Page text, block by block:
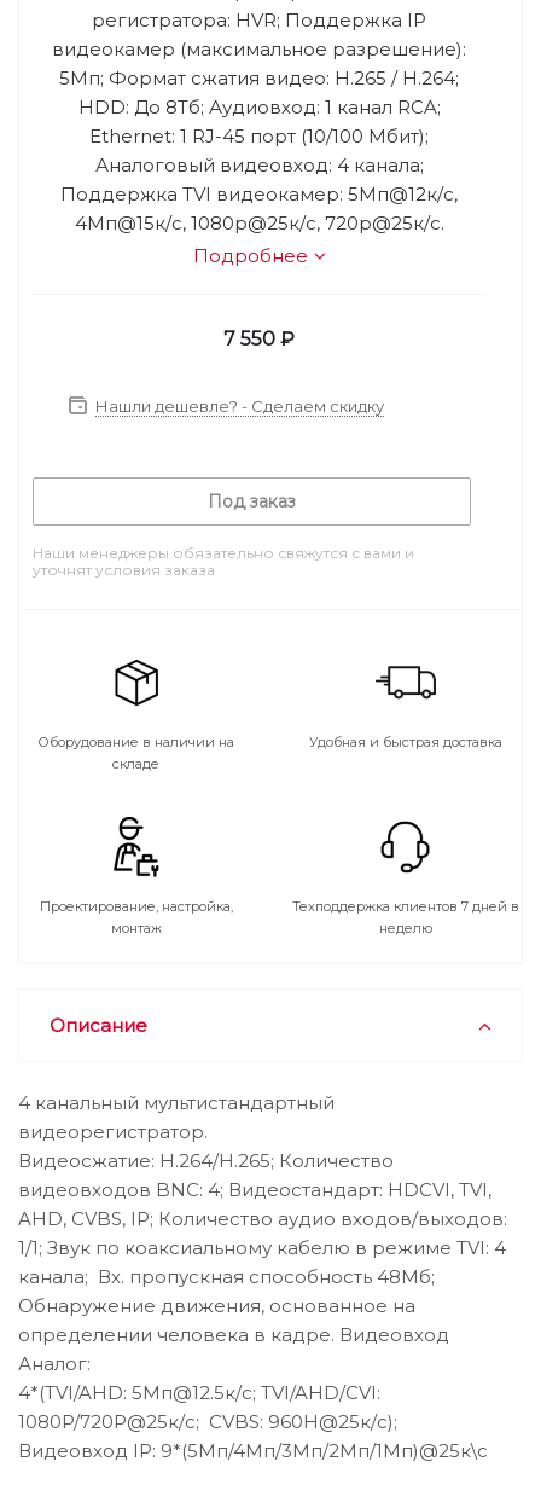
регистратора: HVR; Поддержка IP
видеокамер (максимальное разрешение):
5Мп; Формат сжатия видео: H.265 / H.264;
HDD: До 8Тб; Аудиовход: 1 канал RCA;
Ethernet: 1 RJ-45 порт (10/100 Мбит);
Аналоговый видеовход: 4 канала;
Поддержка TVI видеокамер: 5Мп@12к/с,
4Мп@15к/с, 1080p@25к/с, 720p@25к/с.
Подробнее
7 550 ₽
Нашли дешевле? - Сделаем скидку
Под заказ
Наши менеджеры обязательно свяжутся с вами и
уточнят условия заказа
Оборудование в наличии на
складе
Удобная и быстрая доставка
Проектирование, настройка,
монтаж
Техподдержка клиентов 7 дней в
неделю
Описание
4 канальный мультистандартный
видеорегистратор.
Видеосжатие: H.264/H.265; Количество
видеовходов BNC: 4; Видеостандарт: HDCVI, TVI,
AHD, CVBS, IP; Количество аудио входов/выходов:
1/1; Звук по коаксиальному кабелю в режиме TVI: 4
канала; Вх. пропускная способность 48Мб;
Обнаружение движения, основанное на
определении человека в кадре. Видеовход
Аналог:
4*(TVI/AHD: 5Мп@12.5к/с; TVI/AHD/CVI:
1080P/720P@25к/с; CVBS: 960H@25к/с);
Видеовход IP: 9*(5Мп/4Мп/3Мп/2Мп/1Мп)@25к\с